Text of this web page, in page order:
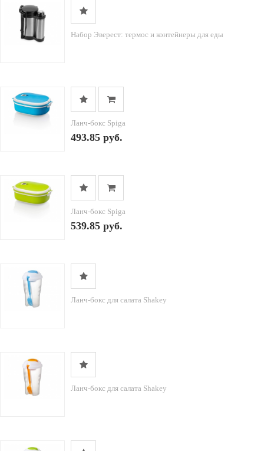
Набор Эверест: термос и контейнеры для еды
Ланч-бокс Spiga
493.85 руб.
Ланч-бокс Spiga
539.85 руб.
Ланч-бокс для салата Shakey
Ланч-бокс для салата Shakey